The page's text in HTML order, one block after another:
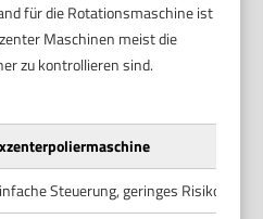
für die Rotationsmaschine ist
Maschinen meist die
zu kontrollieren sind.
Steuerung, geringes Risiko von